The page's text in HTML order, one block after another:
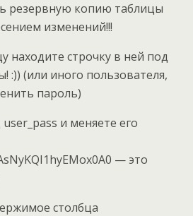
резервную копию таблицы
изменений!!!
находите строчку в ней под
(или иного пользователя,
пароль)
и меняете его
— это
столбца